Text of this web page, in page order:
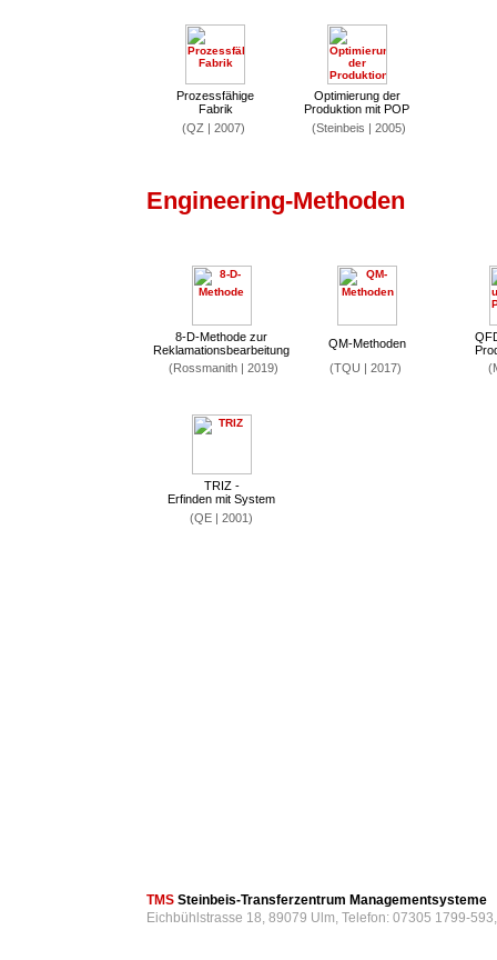
Prozessfähige
Fabrik
Optimierung der
Produktion mit POP
(QZ | 2007)
(Steinbeis | 2005)
Engineering-Methoden
8-D-Methode zur
Reklamationsbearbeitung
QM-Methoden
(Rossmanith | 2019)
(TQU | 2017)
TRIZ -
Erfinden mit System
(QE | 2001)
TMS Steinbeis-Transferzentrum Managementsysteme
Eichbühlstrasse 18, 89079 Ulm, Telefon: 07305 1799-